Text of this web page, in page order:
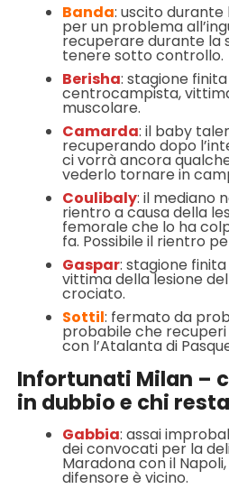
Banda: uscito durante
per un problema
recuperare durante la
tenere sotto controllo.
Berisha: stagione
centrocampista,
muscolare.
Camarda: il baby
recuperando dopo
ci vorrà ancora
vederlo tornare in
Coulibaly: il mediano
rientro a causa della
femorale che lo ha
fa. Possibile il rientro
Gaspar: stagione
vittima della lesione
crociato.
Sottil: fermato da
probabile che
con l’Atalanta di
Infortunati Milan –
in dubbio e chi
Gabbia: assai
dei convocati per la
Maradona con il
difensore è vicino.